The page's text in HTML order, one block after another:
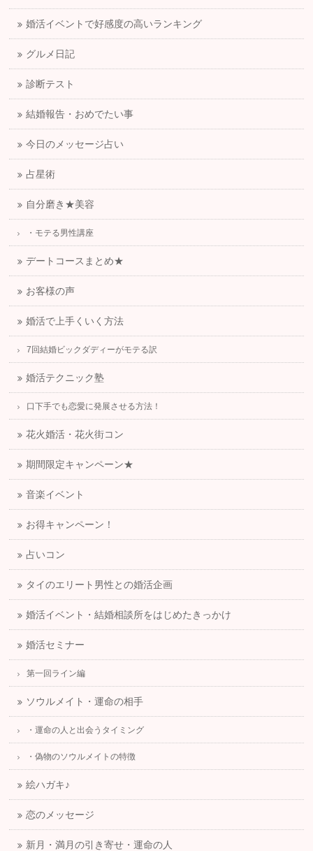
婚活イベントで好感度の高いランキング
グルメ日記
診断テスト
結婚報告・おめでたい事
今日のメッセージ占い
占星術
自分磨き★美容
・モテる男性講座
デートコースまとめ★
お客様の声
婚活で上手くいく方法
7回結婚ビックダディーがモテる訳
婚活テクニック塾
口下手でも恋愛に発展させる方法！
花火婚活・花火街コン
期間限定キャンペーン★
音楽イベント
お得キャンペーン！
占いコン
タイのエリート男性との婚活企画
婚活イベント・結婚相談所をはじめたきっかけ
婚活セミナー
第一回ライン編
ソウルメイト・運命の相手
・運命の人と出会うタイミング
・偽物のソウルメイトの特徴
絵ハガキ♪
恋のメッセージ
新月・満月の引き寄せ・運命の人